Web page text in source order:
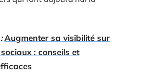
Augmenter sa visibilité sur
: conseils et